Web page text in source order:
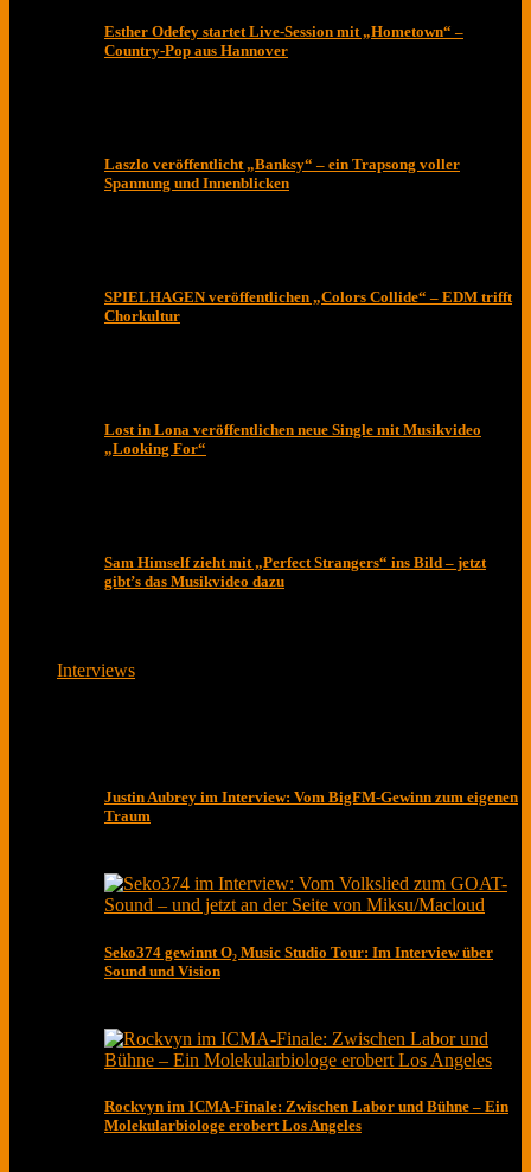
Esther Odefey startet Live-Session mit „Hometown“ –
Country-Pop aus Hannover
Laszlo veröffentlicht „Banksy“ – ein Trapsong voller
Spannung und Innenblicken
SPIELHAGEN veröffentlichen „Colors Collide“ – EDM trifft
Chorkultur
Lost in Lona veröffentlichen neue Single mit Musikvideo
„Looking For“
Sam Himself zieht mit „Perfect Strangers“ ins Bild – jetzt
gibt’s das Musikvideo dazu
Interviews
Justin Aubrey im Interview: Vom BigFM-Gewinn zum eigenen
Traum
Seko374 gewinnt O₂ Music Studio Tour: Im Interview über
Sound und Vision
Rockvyn im ICMA-Finale: Zwischen Labor und Bühne – Ein
Molekularbiologe erobert Los Angeles